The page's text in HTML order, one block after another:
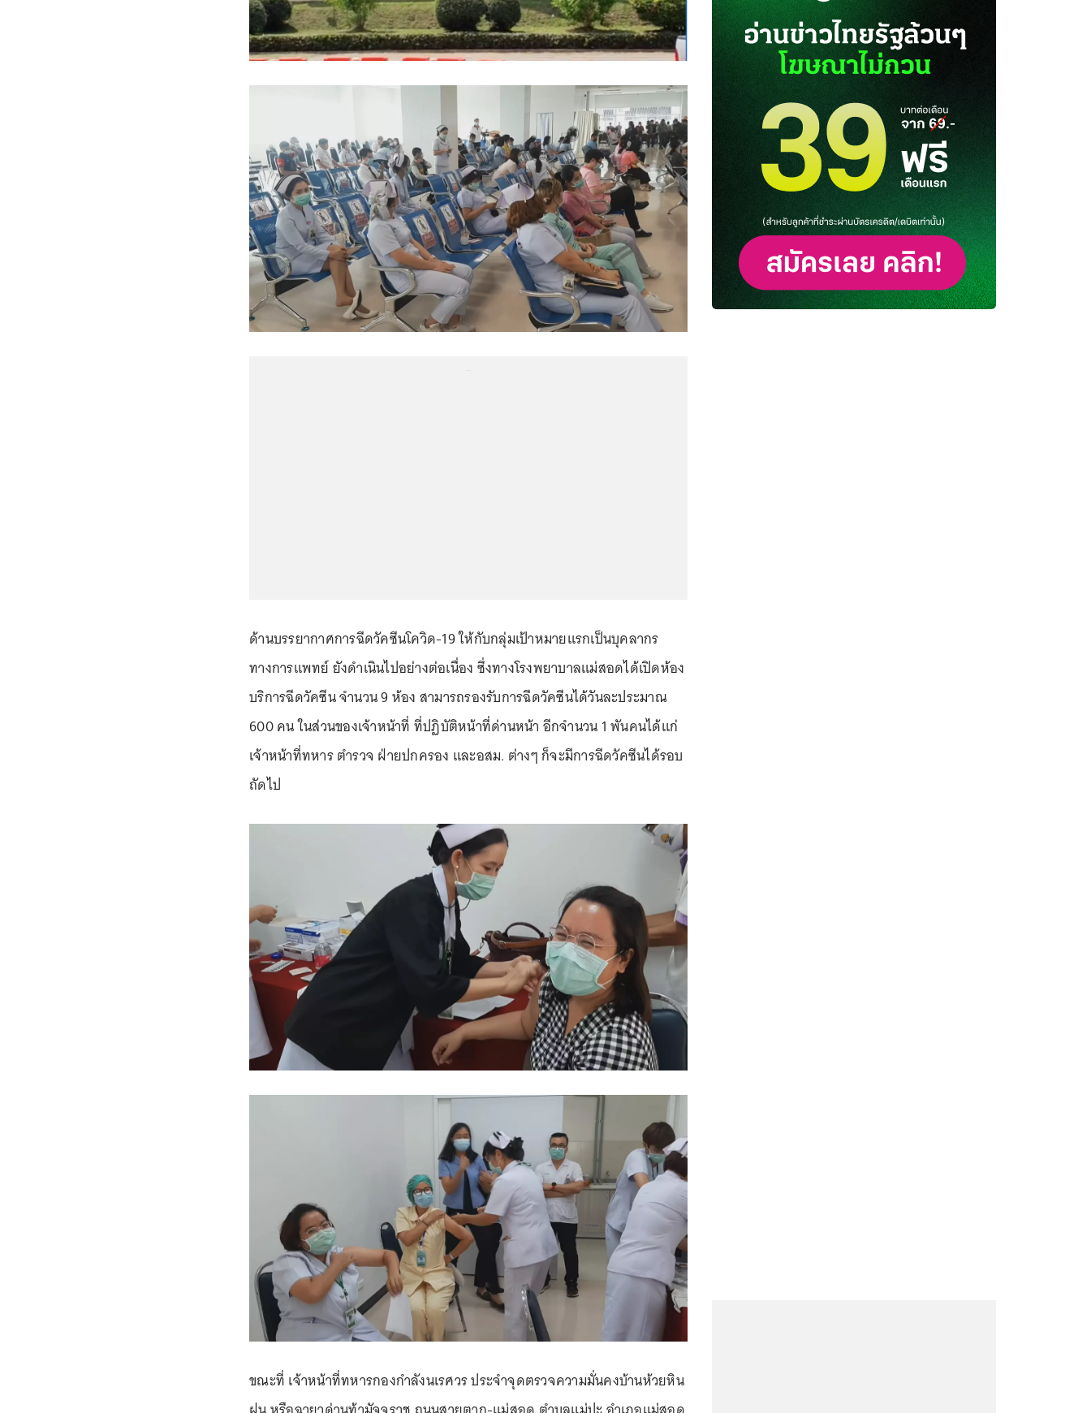
ด้านบรรยากาศการฉีดวัคซีนโควิด-19 ให้กับกลุ่มเป้าหมายแรกเป็นบุคลากร
ทางการแพทย์ ยังดำเนินไปอย่างต่อเนื่อง ซึ่งทางโรงพยาบาลแม่สอดได้เปิดห้อง
บริการฉีดวัคซีน จำนวน 9 ห้อง สามารถรองรับการฉีดวัคซีนได้วันละประมาณ
600 คน ในส่วนของเจ้าหน้าที่ ที่ปฏิบัติหน้าที่ด่านหน้า อีกจำนวน 1 พันคนได้แก่
เจ้าหน้าที่ทหาร ตำรวจ ฝ่ายปกครอง และอสม. ต่างๆ ก็จะมีการฉีดวัคซีนได้รอบ
ถัดไป
ขณะที่ เจ้าหน้าที่ทหารกองกำลังนเรศวร ประจำจุดตรวจความมั่นคงบ้านห้วยหิน